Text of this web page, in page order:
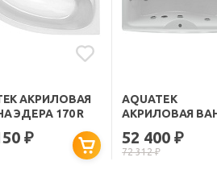
АКРИЛОВАЯ
ЭДЕРА 170 R
₽
AQUATEK
АКРИЛОВАЯ
ФЕНИКС 170 С
52 400₽
72 312₽